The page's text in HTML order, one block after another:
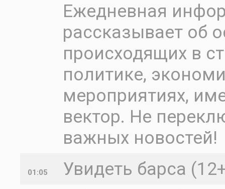
Ежедневная
рассказывает об
происходящих в
политике,
мероприятиях,
вектор. Не
важных новостей!
01:05 Увидеть барса